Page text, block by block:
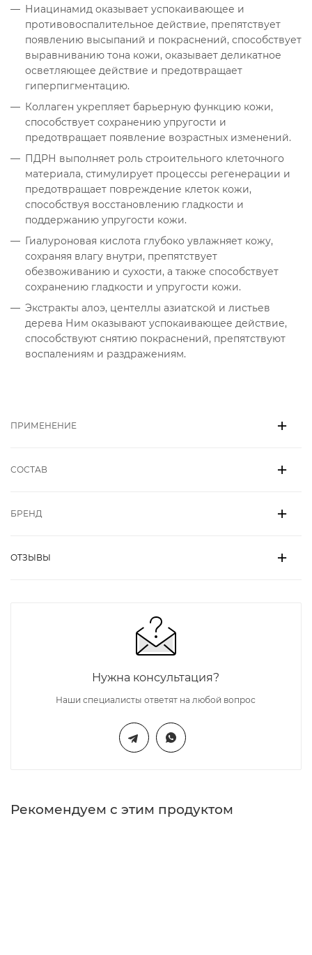
Ниацинамид оказывает успокаивающее и
противовоспалительное действие, препятствует
появлению высыпаний и покраснений, способствует
выравниванию тона кожи, оказывает деликатное
осветляющее действие и предотвращает
гиперпигментацию.
Коллаген укрепляет барьерную функцию кожи,
способствует сохранению упругости и
предотвращает появление возрастных изменений.
ПДРН выполняет роль строительного клеточного
материала, стимулирует процессы регенерации и
предотвращает повреждение клеток кожи,
способствуя восстановлению гладкости и
поддержанию упругости кожи.
Гиалуроновая кислота глубоко увлажняет кожу,
сохраняя влагу внутри, препятствует
обезвоживанию и сухости, а также способствует
сохранению гладкости и упругости кожи.
Экстракты алоэ, центеллы азиатской и листьев
дерева Ним оказывают успокаивающее действие,
способствуют снятию покраснений, препятствуют
воспалениям и раздражениям.
ПРИМЕНЕНИЕ
СОСТАВ
БРЕНД
ОТЗЫВЫ
Нужна консультация?
Наши специалисты ответят на любой вопрос
Рекомендуем с этим продуктом